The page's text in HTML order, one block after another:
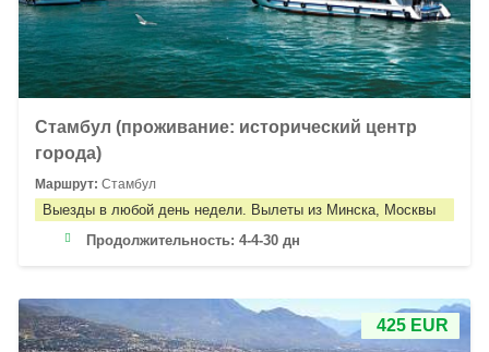
Стамбул (проживание: исторический центр
города)
Маршрут: Стамбул
Выезды в любой день недели. Вылеты из Минска, Москвы
Продолжительность: 4-4-30 дн
425 EUR